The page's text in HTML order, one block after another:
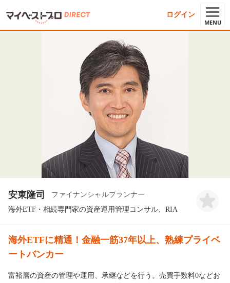
ログイン
MENU
安東隆司
ファイナンシャルプランナー
海外ETF・相続専門家の資産運用管理コンサル、RIA
海外ETFに精通！金融一筋37年以上、熟練プライベ
ートバンカー
富裕層の資産の管理や運用、承継などを行う。売買手数料0などお